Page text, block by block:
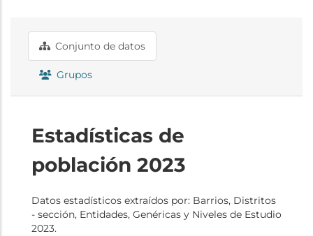
Conjunto de datos
Grupos
Estadísticas de
población 2023
Datos estadísticos extraídos por: Barrios, Distritos
- sección, Entidades, Genéricas y Niveles de Estudio
2023.